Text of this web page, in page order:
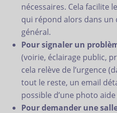
nécessaires. Cela facilite
qui répond alors dans un
général.
Pour signaler un
(voirie, éclairage public,
cela relève de l’urgence
tout le reste, un email
possible d’une photo
Pour demander une